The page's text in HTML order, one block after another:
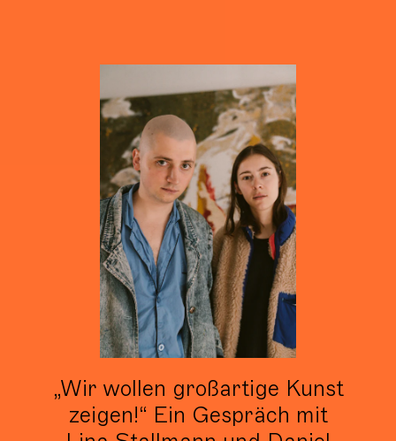
„Wir wollen großartige Kunst
zeigen!“ Ein Gespräch mit